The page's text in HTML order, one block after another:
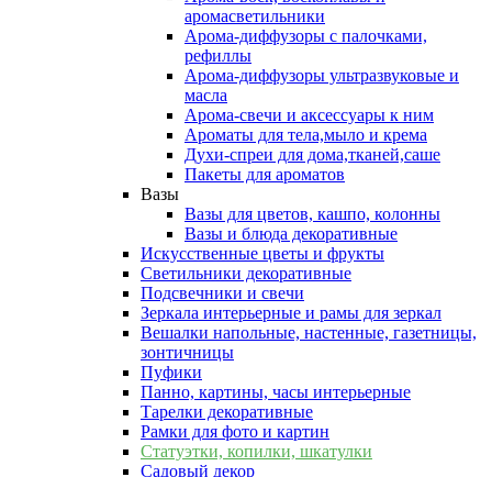
аромасветильники
Арома-диффузоры с палочками,
рефиллы
Арома-диффузоры ультразвуковые и
масла
Арома-свечи и аксессуары к ним
Ароматы для тела,мыло и крема
Духи-спреи для дома,тканей,саше
Пакеты для ароматов
Вазы
Вазы для цветов, кашпо, колонны
Вазы и блюда декоративные
Искусственные цветы и фрукты
Светильники декоративные
Подсвечники и свечи
Зеркала интерьерные и рамы для зеркал
Вешалки напольные, настенные, газетницы,
зонтичницы
Пуфики
Панно, картины, часы интерьерные
Тарелки декоративные
Рамки для фото и картин
Статуэтки, копилки, шкатулки
Садовый декор